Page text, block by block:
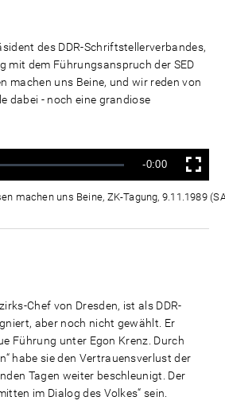
des DDR-Schriftstellerverbandes,
mit dem Führungsanspruch der SED
machen uns Beine, und wir reden von
dabei - noch eine grandiose
Verbleibende
Zeit
-0:00 Vollbild
machen uns Beine, ZK-Tagung, 9.11.1989
Chef von Dresden, ist als DDR-
aber noch nicht gewählt. Er
Führung unter Egon Krenz. Durch
habe sie den Vertrauensverlust der
Tagen weiter beschleunigt. Der
im Dialog des Volkes“ sein.